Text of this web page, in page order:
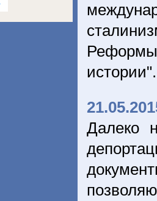
Реформы
Далеко